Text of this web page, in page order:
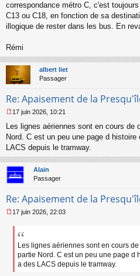
g
e
n
n
u
correspondance métro C, c'est
C13 ou C18, en fonction de sa
illogique de rester dans les bus. En
Rémi
albert liet
Passager
Re: Apaisement de la
e
s
s
g
e
n
n
u
17 juin 2026, 10:21
Les lignes aériennes sont en cours de
Nord. C est un peu une page d
LACS depuis le tramway.
Alain
Passager
Re: Apaisement de la
e
e
17 juin 2026, 22:03
Les lignes aériennes sont en cours
partie Nord. C est un peu une page d
a des LACS depuis le tramway.